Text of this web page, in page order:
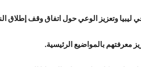
وتعزيز الوعي حول اتفاق وقف إطلاق
معرفتهم بالمواضيع الرئيسية.